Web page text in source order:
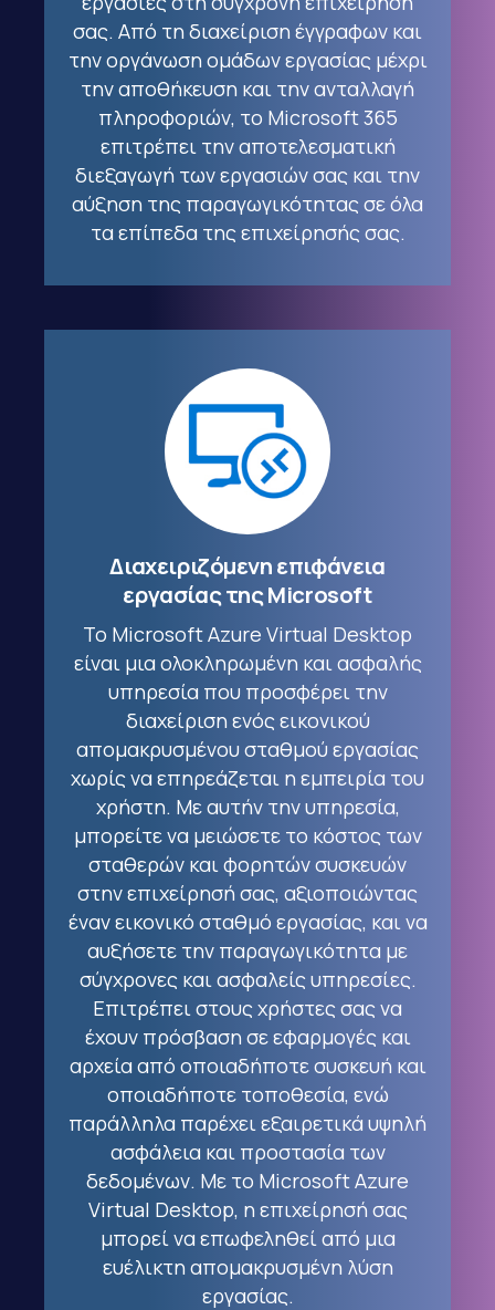
σας. Από τη διαχείριση έγγραφων και
την οργάνωση ομάδων εργασίας μέχρι
την αποθήκευση και την ανταλλαγή
πληροφοριών, το Microsoft 365
επιτρέπει την αποτελεσματική
διεξαγωγή των εργασιών σας και την
αύξηση της παραγωγικότητας σε όλα
τα επίπεδα της επιχείρησής σας.
Διαχειριζόμενη επιφάνεια
εργασίας της Microsoft
Το Microsoft Azure Virtual Desktop
είναι μια ολοκληρωμένη και ασφαλής
υπηρεσία που προσφέρει την
διαχείριση ενός εικονικού
απομακρυσμένου σταθμού εργασίας
χωρίς να επηρεάζεται η εμπειρία του
χρήστη. Με αυτήν την υπηρεσία,
μπορείτε να μειώσετε το κόστος των
σταθερών και φορητών συσκευών
στην επιχείρησή σας, αξιοποιώντας
έναν εικονικό σταθμό εργασίας, και να
αυξήσετε την παραγωγικότητα με
σύγχρονες και ασφαλείς υπηρεσίες.
Επιτρέπει στους χρήστες σας να
έχουν πρόσβαση σε εφαρμογές και
αρχεία από οποιαδήποτε συσκευή και
οποιαδήποτε τοποθεσία, ενώ
παράλληλα παρέχει εξαιρετικά υψηλή
ασφάλεια και προστασία των
δεδομένων. Με το Microsoft Azure
Virtual Desktop, η επιχείρησή σας
μπορεί να επωφεληθεί από μια
ευέλικτη απομακρυσμένη λύση
εργασίας.